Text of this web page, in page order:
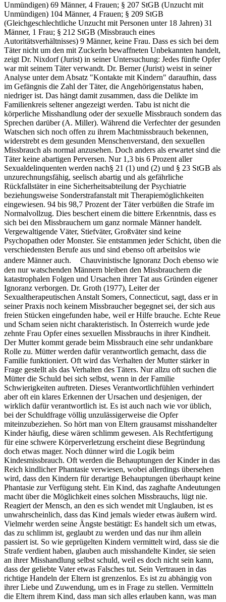
Unmündigen) 69 Männer, 4 Frauen; § 207 StGB (Unzucht mit
Unmündigen) 104 Männer, 4 Frauen; § 209 StGB
(Gleichgeschlechtliche Unzucht mit Personen unter 18 Jahren) 31
Männer, 1 Frau; § 212 StGB (Missbrauch eines
Autoritätsverhältnisses) 9 Männer, keine Frau. Dass es sich bei dem
Täter nicht um den mit Zuckerln bewaffneten Unbekannten handelt,
zeigt Dr. Nixdorf (Jurist) in seiner Untersuchung: Jedes fünfte Opfer
war mit seinem Täter verwandt. Dr. Berner (Jurist) weist in seiner
Analyse unter dem Absatz "Kontakte mit Kindern" daraufhin, dass
im Gefängnis die Zahl der Täter, die Angehörigenstatus haben,
niedriger ist. Das hängt damit zusammen, dass die Delikte im
Familienkreis seltener angezeigt werden. Tabu ist nicht die
körperliche Misshandlung oder der sexuelle Missbrauch sondern das
Sprechen darüber (A. Miller). Während die Verfechter der gesunden
Watschen sich noch offen zu ihrem Machtmissbrauch bekennen,
widerstrebt es dem gesunden Menschenverstand, den sexuellen
Missbrauch als normal anzusehen. Doch anders als erwartet sind die
Täter keine abartigen Perversen. Nur 1,3 bis 6 Prozent aller
Sexualdelinquenten werden nach§ 21 (1) und (2) und § 23 StGB als
unzurechnungsfähig, seelisch abartig und als gefährliche
Rückfallstäter in eine Sicherheitsabteilung der Psychiatrie
beziehungsweise Sonderstrafanstalt mit Therapiemöglichkeiten
eingewiesen. 94 bis 98,7 Prozent der Täter verbüßen die Strafe im
Normalvollzug. Dies beschert einem die bittere Erkenntnis, dass es
sich bei den Missbrauchern um ganz normale Männer handelt.
Vergewaltigende Väter, Stiefväter, Großväter sind keine
Psychopathen oder Monster. Sie entstammen jeder Schicht, üben die
verschiedensten Berufe aus und sind ebenso oft arbeitslos wie
andere Männer auch. Chauvinistische Ignoranz Doch ebenso wie
den nur watschenden Männern bleiben den Missbrauchern die
katastrophalen Folgen und Ursachen ihrer Tat aus Gründen eigener
Ignoranz verborgen. Dr. Groth (1977), Leiter der
Sexualtherapeutischen Anstalt Somers, Connecticut, sagt, dass er in
seiner Praxis noch keinem Missbraucher begegnet sei, der sich aus
freien Stücken eingefunden habe, weil er Hilfe brauche. Echte Reue
und Scham seien nicht charakteristisch. In Österreich wurde jede
zehnte Frau Opfer eines sexuellen Missbrauchs in ihrer Kindheit.
Der Mutter kommt gerade beim Missbrauch eine sehr undankbare
Rolle zu. Mütter werden dafür verantwortlich gemacht, dass die
Familie funktioniert. Oft wird das Verhalten der Mutter stärker in
Frage gestellt als das Verhalten des Täters. Nur allzu oft suchen die
Mütter die Schuld bei sich selbst, wenn in der Familie
Schwierigkeiten auftreten. Dieses Verantwortlichfühlen verhindert
aber oft ein klares Erkennen der Ursachen und desjenigen, der
wirklich dafür verantwortlich ist. Es ist auch nach wie vor üblich,
bei der Schuldfrage völlig unzulässigerweise die Opfer
miteinzubeziehen. So hört man von Eltern grausamst misshandelter
Kinder häufig, diese wären schlimm gewesen. Als Rechtfertigung
für eine schwere Körperverletzung erscheint diese Begründung
doch etwas mager. Noch dünner wird die Logik beim
Kindesmissbrauch. Oft werden die Behauptungen der Kinder in das
Reich kindlicher Phantasie verwiesen, wobei allerdings übersehen
wird, dass den Kindern für derartige Behauptungen überhaupt keine
Phantasie zur Verfügung steht. Ein Kind, das zaghafte Andeutungen
macht über die Möglichkeit eines solchen Missbrauchs, lügt nie.
Reagiert der Mensch, an den es sich wendet mit Unglauben, ist es
unwahrscheinlich, dass das Kind jemals wieder etwas äußern wird.
Vielmehr werden seine Ängste bestätigt: Es handelt sich um etwas,
das zu schlimm ist, geglaubt zu werden und das nur ihm allein
passiert ist. So wie geprügelten Kindern vermittelt wird, dass sie die
Strafe verdient haben, glauben auch misshandelte Kinder, sie seien
an ihrer Misshandlung selbst schuld, weil es doch nicht sein kann,
dass der geliebte Vater etwas Falsches tut. Sein Vertrauen in das
richtige Handeln der Eltern ist grenzenlos. Es ist zu abhängig von
ihrer Liebe und Zuwendung, um es in Frage zu stellen. Vermitteln
die Eltern ihrem Kind, dass man sich alles erlauben kann, was man